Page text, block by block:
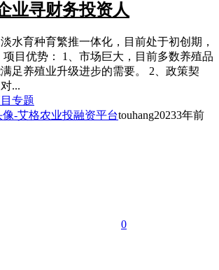
业寻财务投资人
水育种育繁推一体化，目前处于初创期，
目优势： 1、市场巨大，目前多数养殖品
足养殖业升级进步的需要。 2、政策契
...
专题
touhang20233年前
0